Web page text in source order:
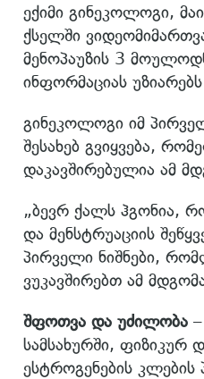
ექიმი გინეკოლოგი,
ქსელში
მენოპაუზის 3
ინფორმაციას
გინეკოლოგი იმ
შესახებ გვიყვება,
დაკავშირებულია ამ
„ბევრ ქალს ჰგონია,
და მენსტრუაციის
პირველი ნიშნები,
ვუკავშირებთ ამ
შფოთვა და უძილობა
სამსახურში, ფიზიკურ
ესტროგენების კლების